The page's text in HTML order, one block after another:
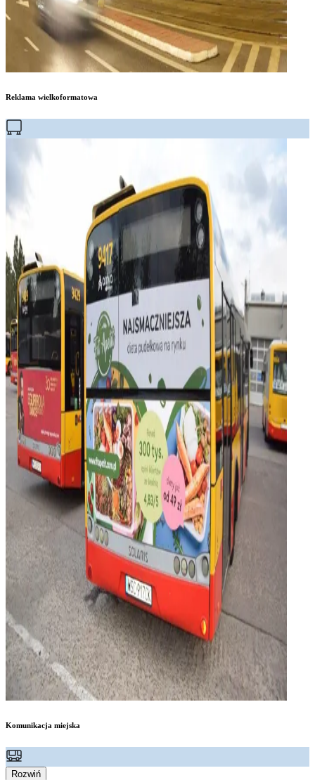
Reklama wielkoformatowa
Komunikacja miejska
Rozwiń